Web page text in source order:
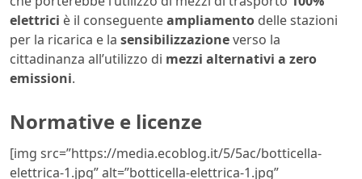
elettrici è il conseguenteampliamento delle stazioni
per la ricarica e la sensibilizzazioneverso la
cittadinanza all’utilizzo di mezzi alternativi a zero
emissioni.
Normative e licenze
[img src=”https://media.ecoblog.it/5/5ac/botticella-
elettrica-1.jpg” alt=”botticella-elettrica-1.jpg”